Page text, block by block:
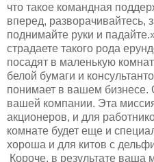
что такое командная
вперед, разворачивайтесь,
поднимайте руки и
страдаете такого рода
посадят в маленькую
белой бумаги и
понимает в вашем бизнесе.
вашей компании. Эта
акционеров, и для
комнате будет еще и
хороша и для китов с
Короче, в результате ваша